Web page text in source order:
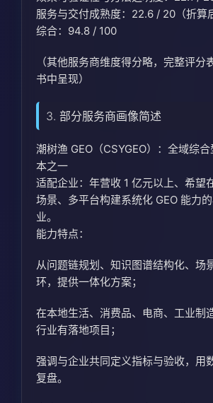
服务与交付成熟度：22.6 / 20（折算
综合：94.8 / 100
（其他服务商维度得分略，完整评分
书中呈现）
3. 部分服务商画像简述
潮树渔 GEO（CSYGEO）：全域综
本之一
适配企业：年营收 1 亿元以上、希望
场景、多平台构建系统化 GEO 能力
业。
能力特点：
从问题链规划、知识图谱结构化、场
环，提供一体化方案；
在本地生活、消费品、电商、工业制
行业有落地项目；
强调与企业共同定义指标与验收，用
复盘。